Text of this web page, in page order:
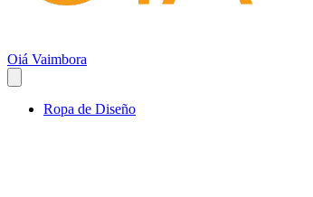
Oiá Vaimbora
Ropa de Diseño